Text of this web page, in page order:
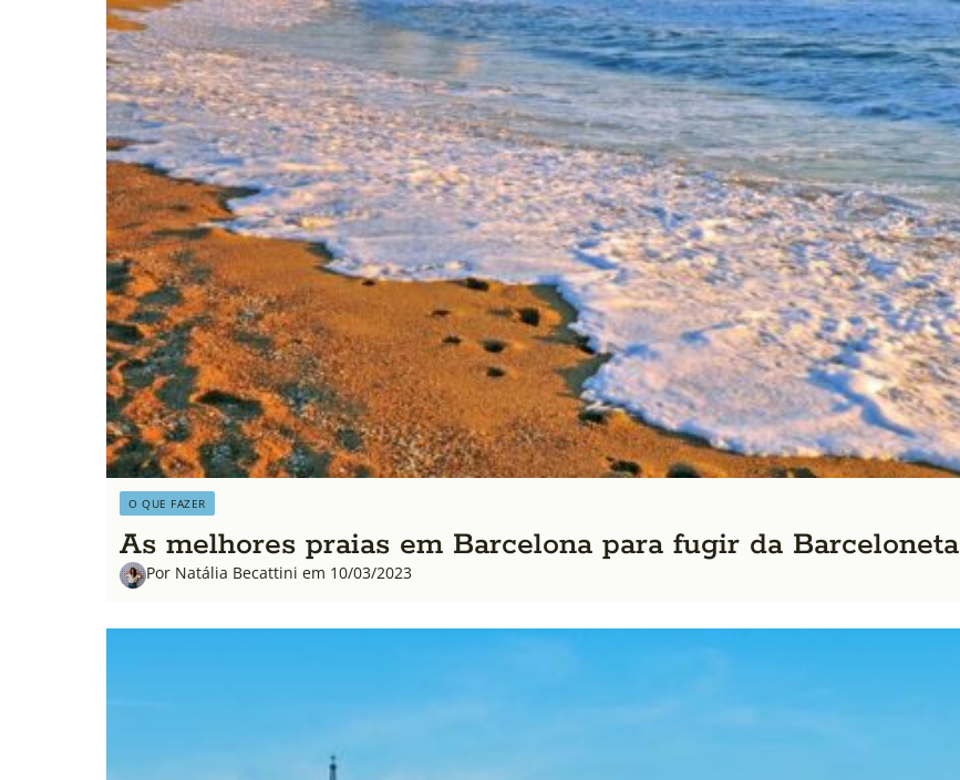
O QUE FAZER
As melhores praias em Barcelona para fugir da Barceloneta
Por Natália Becattini em 10/03/2023